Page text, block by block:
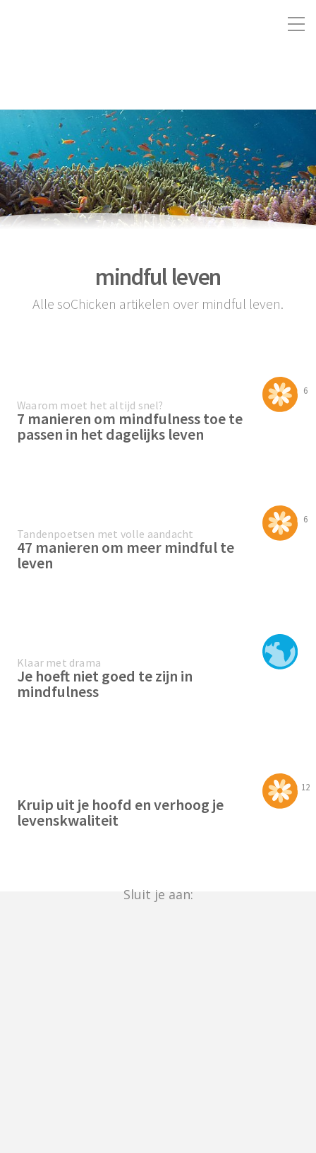
mindful leven
Alle soChicken artikelen over mindful leven.
6
Waarom moet het altijd snel?
7 manieren om mindfulness toe te
passen in het dagelijks leven
6
Tandenpoetsen met volle aandacht
47 manieren om meer mindful te
leven
Klaar met drama
Je hoeft niet goed te zijn in
mindfulness
12
Kruip uit je hoofd en verhoog je
levenskwaliteit
Sluit je aan: